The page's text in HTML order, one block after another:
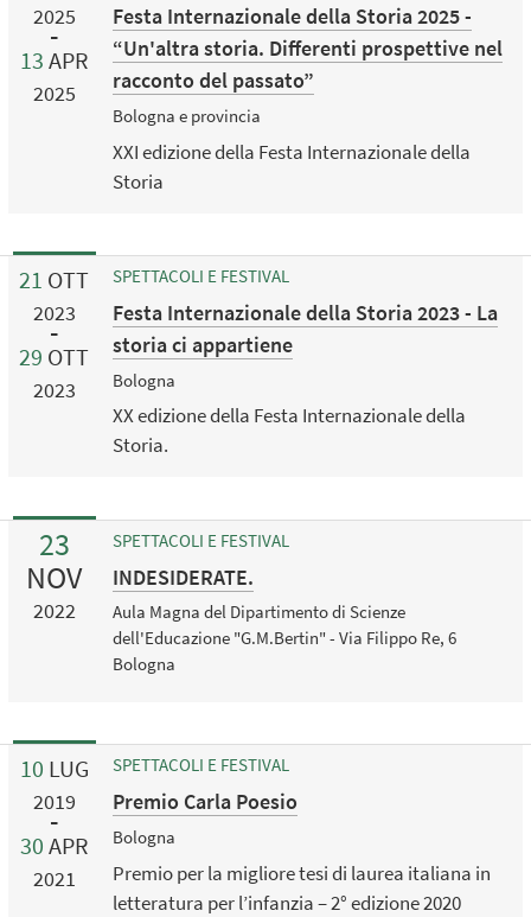
2025
13 APR
2025
Festa Internazionale della Storia 2025 -
“Un'altra storia. Differenti prospettive nel
racconto del passato”
Bologna e provincia
XXI edizione della Festa Internazionale della
Storia
21 OTT
2023
29 OTT
2023
SPETTACOLI E FESTIVAL
Festa Internazionale della Storia 2023 - La
storia ci appartiene
Bologna
XX edizione della Festa Internazionale della
Storia.
23
NOV
2022
SPETTACOLI E FESTIVAL
INDESIDERATE.
Aula Magna del Dipartimento di Scienze
dell'Educazione "G.M.Bertin" - Via Filippo Re, 6
Bologna
10 LUG
2019
30 APR
2021
SPETTACOLI E FESTIVAL
Premio Carla Poesio
Bologna
Premio per la migliore tesi di laurea italiana in
letteratura per l’infanzia – 2° edizione 2020